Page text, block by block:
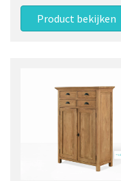
Product bekijken